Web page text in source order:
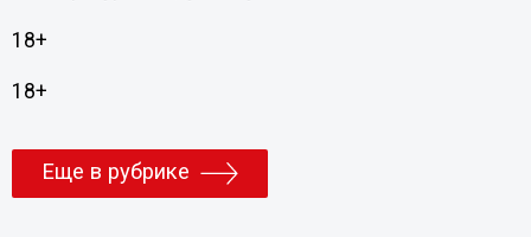
18+
18+
Еще в рубрике